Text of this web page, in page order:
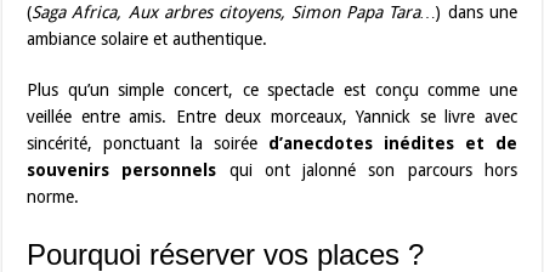
(Saga Africa, Aux arbres citoyens, Simon Papa Tara… ) dans une
ambiance solaire et authentique.
Plus qu’un simple concert, ce spectacle est conçu comme une
veillée entre amis. Entre deux morceaux, Yannick se livre avec
sincérité, ponctuant la soirée d’anecdotes inédites et de
souvenirs personnels qui ont jalonné son parcours hors
norme.
Pourquoi réserver vos places ?